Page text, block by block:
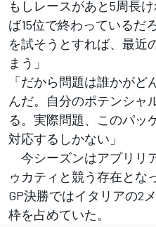
もしレースがあと5周長
ば15位で終わっているだ
を試そうとすれば、最近
まう」
「だから問題は誰かが
んだ。自分のポテンシャ
る。実際問題、このパッ
対応するしかない」
今シーズンはアプリリ
ゥカティと競う存在とな
GP決勝ではイタリアの2
枠を占めていた。